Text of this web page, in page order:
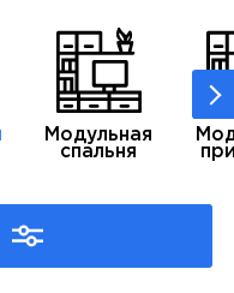
Модульная
спальня